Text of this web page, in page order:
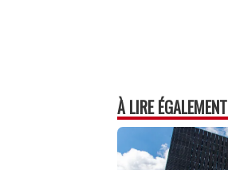
À LIRE ÉGALEMENT